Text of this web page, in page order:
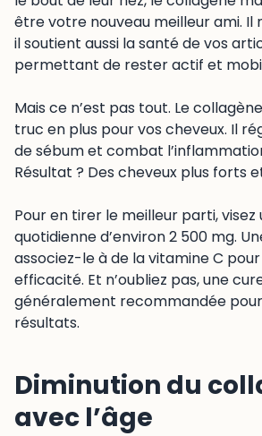
être votre nouveau meilleur ami. Il
il soutient aussi la santé de vos
permettant de rester actif et
Mais ce n’est pas tout. Le
truc en plus pour vos cheveux. Il
de sébum et combat
Résultat ? Des cheveux plus forts
Pour en tirer le meilleur parti, visez
quotidienne d’environ 2 500 mg.
associez-le à de la vitamine C
efficacité. Et n’oubliez pas, une
généralement recommandée
résultats.
Diminution du
avec l’âge